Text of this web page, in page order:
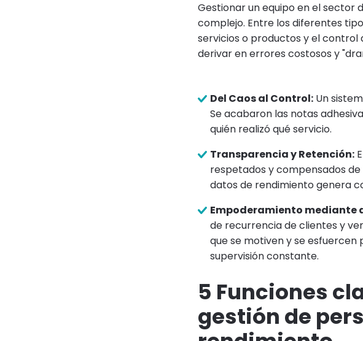
Gestionar un equipo en el sector
complejo. Entre los diferentes
servicios o productos y el control
derivar en errores costosos y
Del Caos al Control: Un
Se acabaron las notas
quién realizó qué servicio.
Transparencia y Retención:
respetados y compensados
datos de rendimiento genera
Empoderamiento mediante
de recurrencia de clientes y
que se motiven y se esfuercen
supervisión constante.
5 Funciones
gestión de